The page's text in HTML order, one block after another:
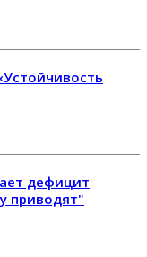
дефицит
приводят"